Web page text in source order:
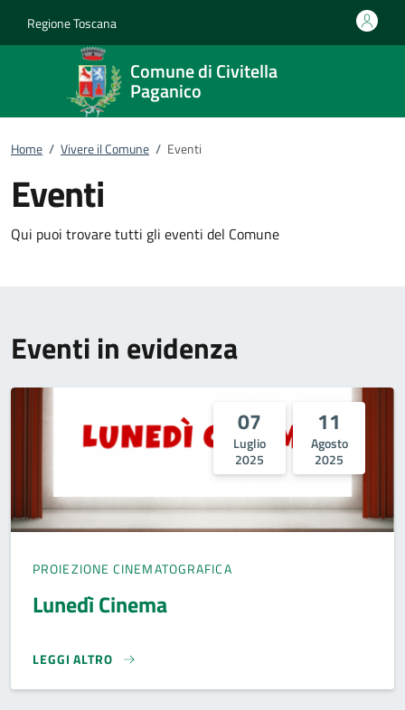
Regione Toscana
Comune di Civitella
Paganico
Home / Vivere il Comune / Eventi
Eventi
Qui puoi trovare tutti gli eventi del Comune
Eventi in evidenza
07
Luglio
2025
11
Agosto
2025
PROIEZIONE CINEMATOGRAFICA
Lunedì Cinema
LEGGI ALTRO
LUNEDÌ CINEMA}